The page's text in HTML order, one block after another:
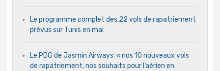
Le programme complet des 22 vols de rapatriement
prévus sur Tunis en mai
Le PDG de Jasmin Airways: « nos 10 nouveaux vols
de rapatriement, nos souhaits pour l’aérien en